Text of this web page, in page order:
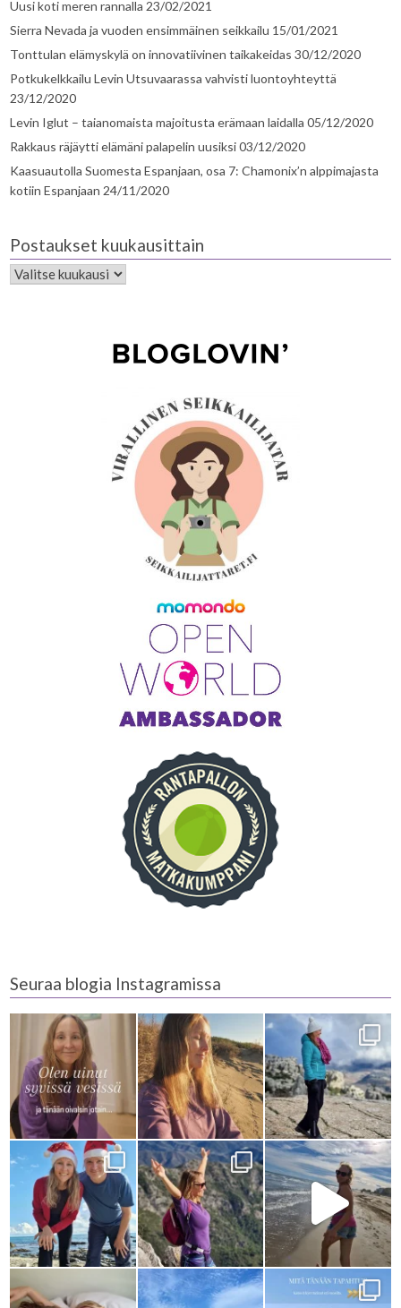
Uusi koti meren rannalla 23/02/2021
Sierra Nevada ja vuoden ensimmäinen seikkailu 15/01/2021
Tonttulan elämyskylä on innovatiivinen taikakeidas 30/12/2020
Potkukelkkailu Levin Utsuvaarassa vahvisti luontoyhteyttä
23/12/2020
Levin Iglut – taianomaista majoitusta erämaan laidalla 05/12/2020
Rakkaus räjäytti elämäni palapelin uusiksi03/12/2020
Kaasuautolla Suomesta Espanjaan, osa 7: Chamonix’n alppimajasta
kotiin Espanjaan 24/11/2020
Postaukset kuukausittain
Seuraa blogia Instagramissa